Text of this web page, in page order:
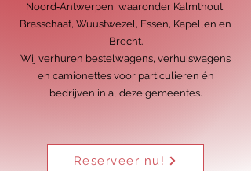
Noord‑Antwerpen, waaronder Kalmthout,
Brasschaat, Wuustwezel, Essen, Kapellen en
Brecht.
Wij verhuren bestelwagens, verhuiswagens
en camionettes voor particulieren én
bedrijven in al deze gemeentes.
Reserveer nu!